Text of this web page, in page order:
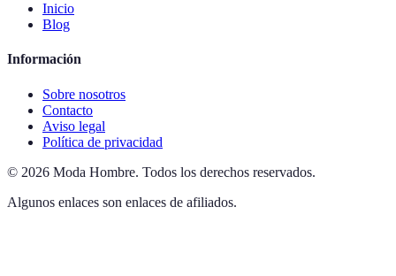
Inicio
Blog
Información
Sobre nosotros
Contacto
Aviso legal
Política de privacidad
© 2026 Moda Hombre. Todos los derechos reservados.
Algunos enlaces son enlaces de afiliados.